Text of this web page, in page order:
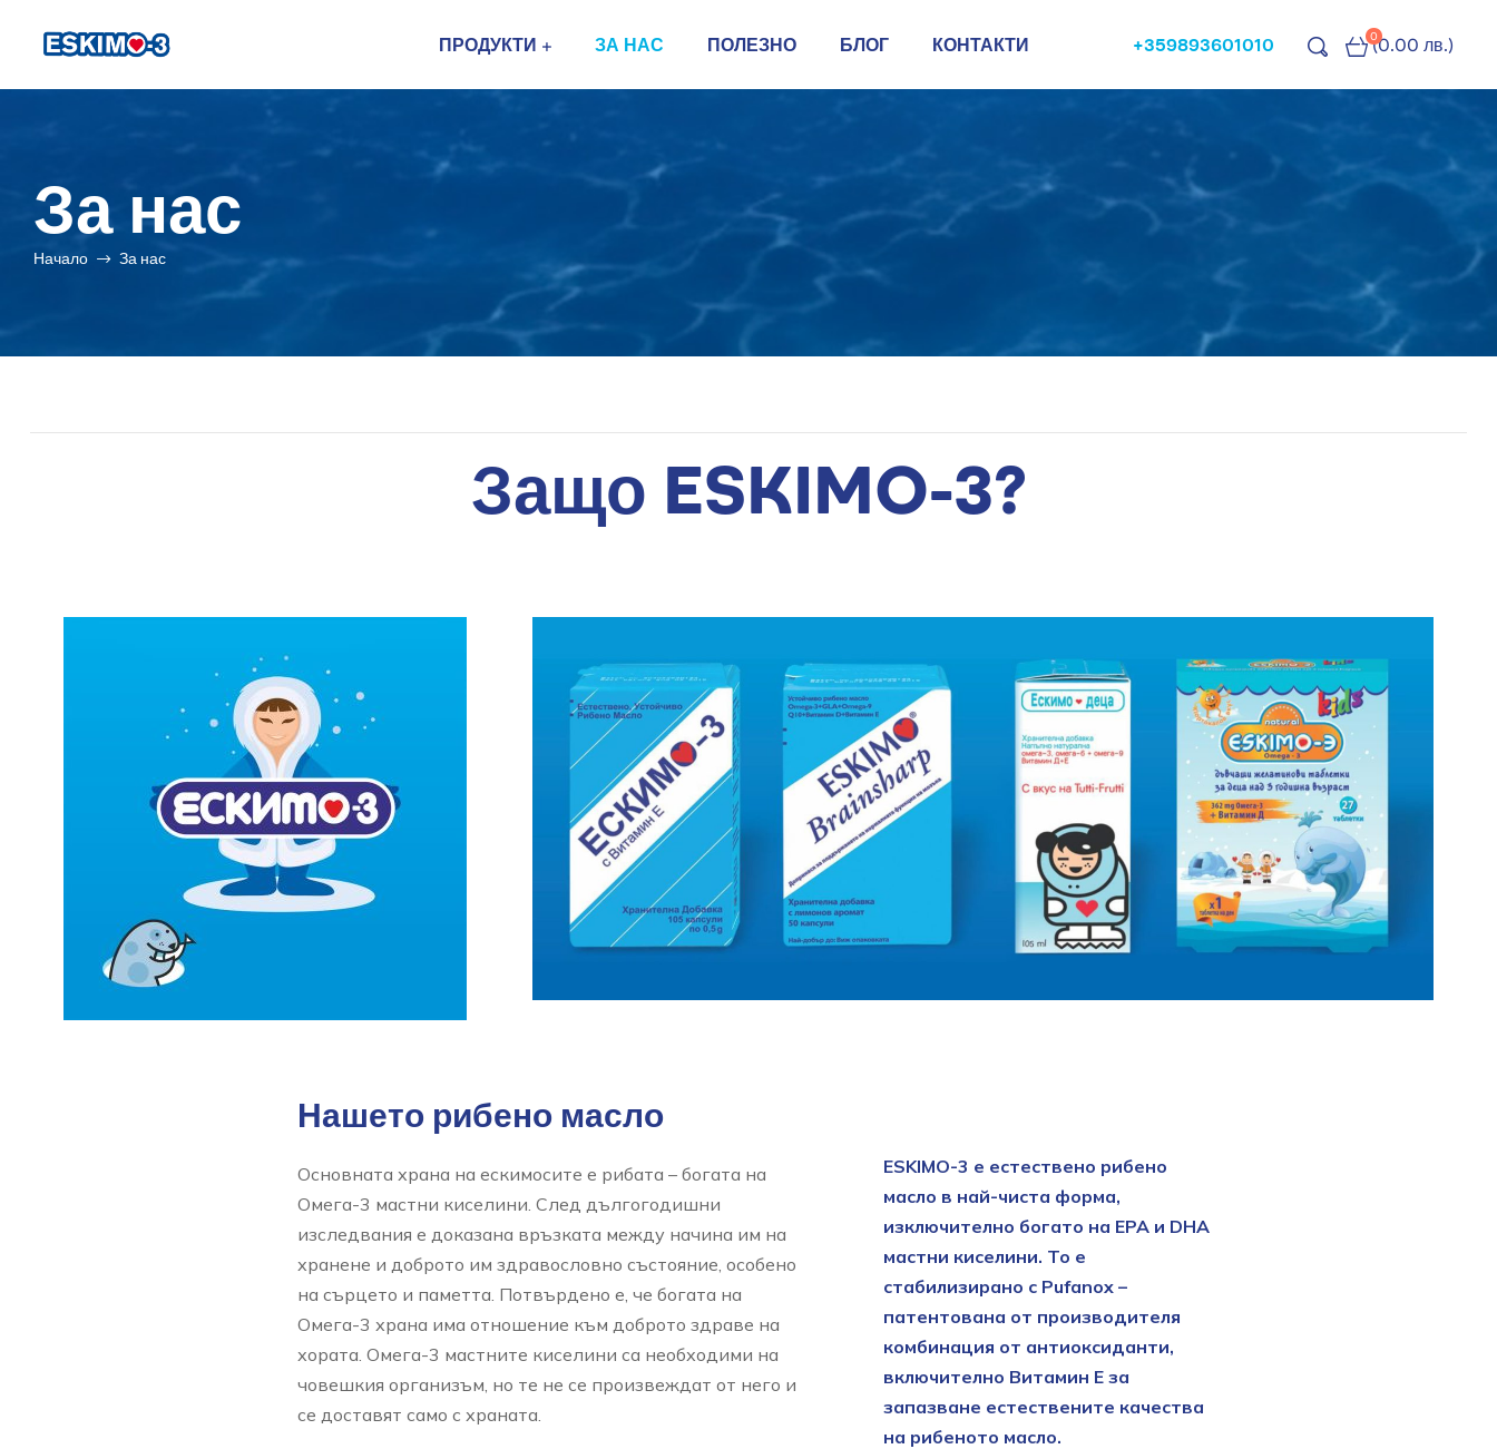
Eskimo-
|
Натурално
масло
ПРОДУКТИ ЗА НАС ПОЛЕЗНО БЛОГ КОНТАКТИ +359893601010 0(0.00 лв.)
За нас
Начало За нас
Защо ESKIMO-3?
Нашето рибено масло
Основната храна на ескимосите е рибата – богата на
Омега-3 мастни киселини. След дългогодишни
изследвания е доказана връзката между начина им на
хранене и доброто им здравословно състояние, особено
на сърцето и паметта. Потвърдено е, че богата на
Омега-3 храна има отношение към доброто здраве на
хората. Омега-3 мастните киселини са необходими на
човешкия организъм, но те не се произвеждат от него и
се доставят само с храната.
ESKIMO-3 е естествено рибено
масло в най-чиста форма,
изключително богато на EPA и DHA
мастни киселини. То е
стабилизирано с Pufanox –
патентована от производителя
комбинация от антиоксиданти,
включително Витамин E за
запазване естествените качества
на рибеното масло.